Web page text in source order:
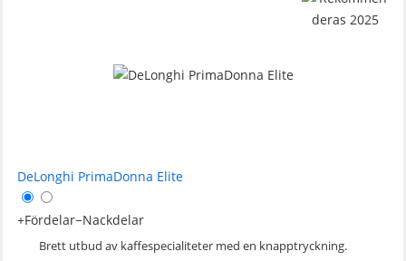
DeLonghi PrimaDonna Elite
+Fördelar−Nackdelar
Brett utbud av kaffespecialiteter med en knapptryckning.